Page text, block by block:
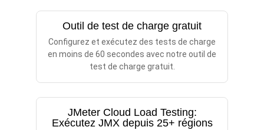
Outil de test de charge gratuit
Configurez et exécutez des tests de charge
en moins de 60 secondes avec notre outil de
test de charge gratuit.
JMeter Cloud Load Testing:
Exécutez JMX depuis 25+ régions